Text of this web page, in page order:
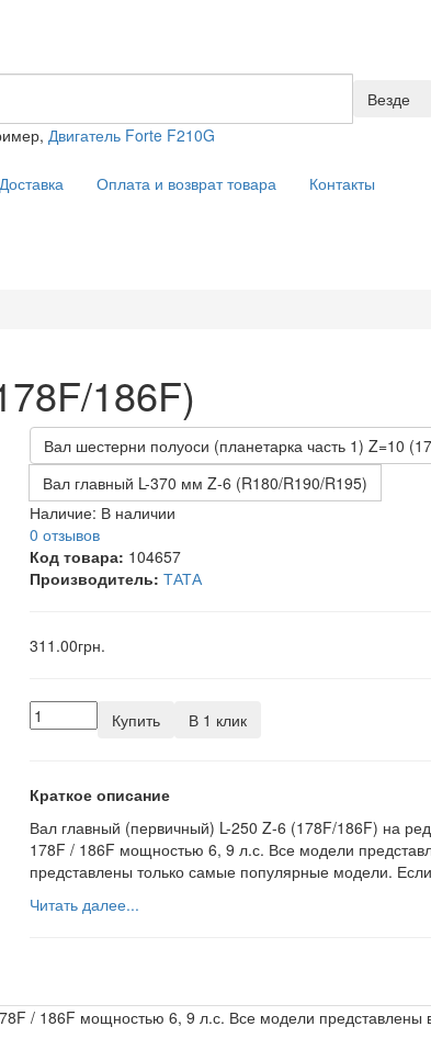
Везде
Двигатель Forte F210G
Доставка Оплата и возврат товара Контакты
186F)
Вал шестерни полуоси (планетарка часть 1) Z=10
Вал главный L-370 мм Z-6 (R180/R190/R195)
Наличие: В наличии
0 отзывов
Код товара: 104657
Производитель: ТАТА
311.00грн.
Купить В 1 клик
Краткое описание
Вал главный (первичный) L-250 Z-6 (178F/186F) на
178F / 186F мощностью 6, 9 л.с. Все модели
представлены только самые популярные модели.
Читать далее...
/ 186F мощностью 6, 9 л.с. Все модели представлены